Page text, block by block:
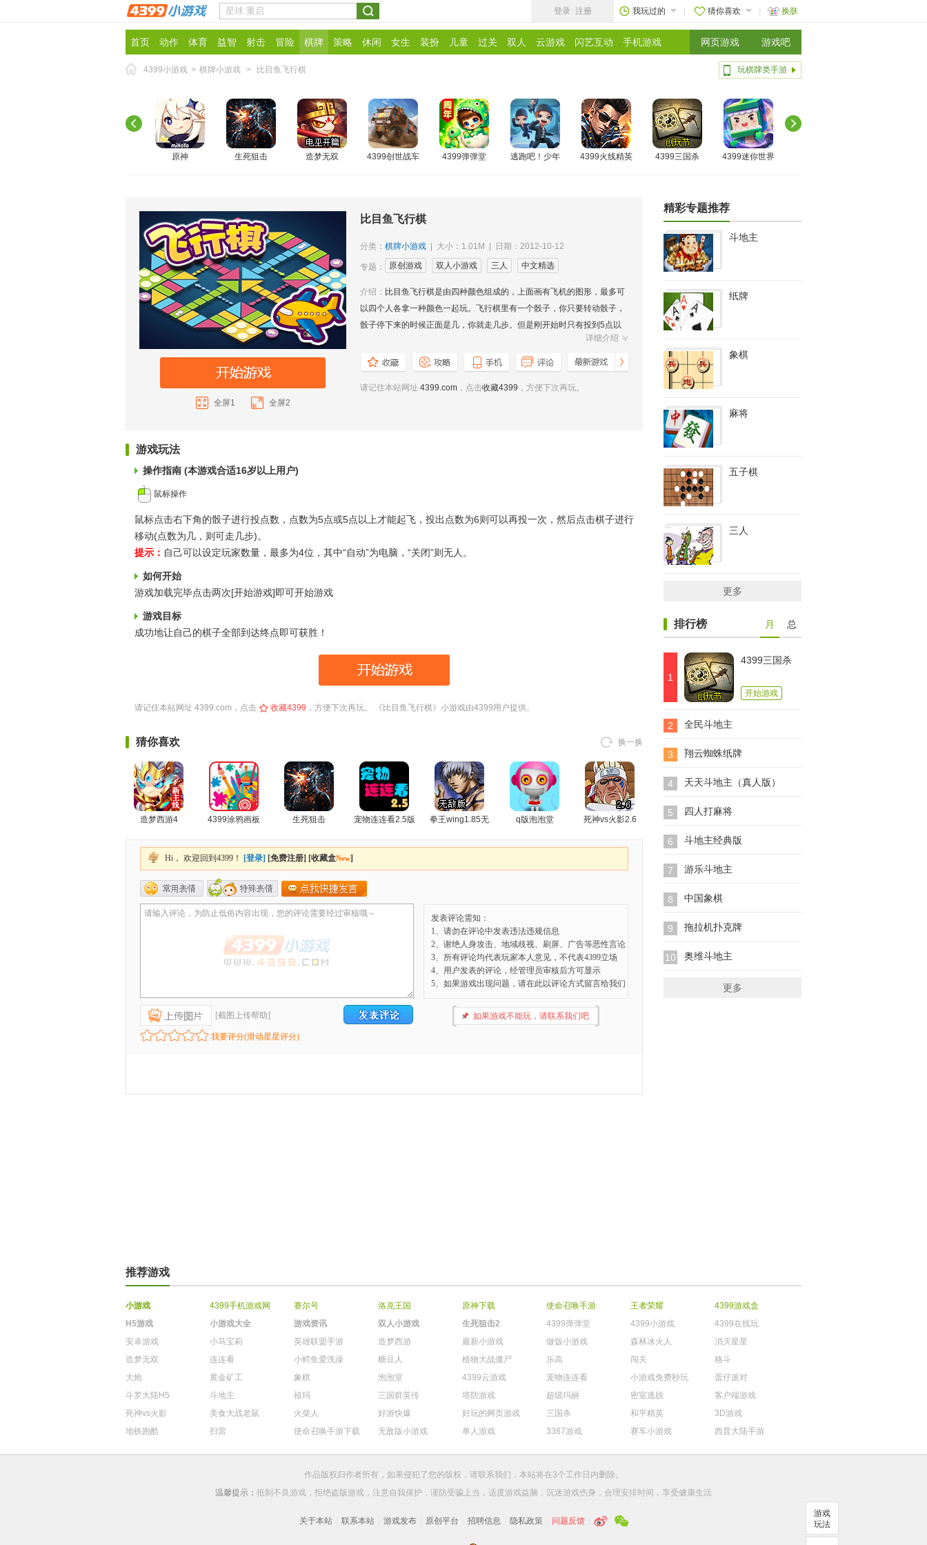
登录 注册 我玩过的 猜你喜欢 换肤
首页 动作 体育 益智 射击 冒险 棋牌 策略 休闲 女生 装扮 儿童 过关 双人 云游戏 闪艺互动 手机游戏 网页游戏 游戏吧
4399小游戏 > 棋牌小游戏 > 比目鱼飞行棋 玩棋牌类手游
原神 生死狙击 造梦无双 4399创世战车 4399弹弹堂 逃跑吧！少年 4399火线精英 4399三国杀 4399迷你世界
全屏1 全屏2
比目鱼飞行棋
分类： 棋牌小游戏 | 大小：1.01M | 日期：2012-10-12
专题： 原创游戏 双人小游戏 三人 中文精选
介绍： 比目鱼飞行棋是由四种颜色组成的，上面画有飞机的图形，最多可
以四个人各拿一种颜色一起玩。飞行棋里有一个骰子，你只要转动骰子，
骰子停下来的时候正面是几，你就走几步。但是刚开始时只有投到5点以
上的点数才可以起飞，你的飞机才能起飞，并且投到六你还有机会再投一
次。特别说明的是，到终点时走的步数要正好到达才算胜利，不然要返回
来走。
详细介绍
请记住本站网址 4399.com ，点击收藏4399 ，方便下次再玩。
游戏玩法
操作指南 (本游戏合适16岁以上用户)
鼠标操作
鼠标点击右下角的骰子进行投点数，点数为5点或5点以上才能起飞，投出点数为6则可以再投一次，然后点击棋子进行
移动(点数为几，则可走几步)。
提示： 自己可以设定玩家数量，最多为4位，其中“自动”为电脑，“关闭”则无人。
如何开始
游戏加载完毕点击两次[开始游戏]即可开始游戏
游戏目标
成功地让自己的棋子全部到达终点即可获胜！
请记住本站网址 4399.com ，点击 收藏4399 ，方便下次再玩。 《比目鱼飞行棋》小游戏由4399用户提供。
猜你喜欢 换一换
造梦西游4 4399涂鸦画板 生死狙击 宠物连连看2.5版
拳王wing1.85无
q版泡泡堂 死神vs火影2.6
精彩专题推荐
斗地主
纸牌
象棋
麻将
五子棋
三人
更多
排行榜 月 总
1
4399三国杀
开始游戏
2 全民斗地主
3 翔云蜘蛛纸牌
4 天天斗地主（真人版）
5 四人打麻将
6 斗地主经典版
7 游乐斗地主
8 中国象棋
9 拖拉机扑克牌
10 奥维斗地主
更多
推荐游戏
小游戏 4399手机游戏网 赛尔号 洛克王国 原神下载 使命召唤手游 王者荣耀
4399游戏盒
H5游戏
小游戏大全 游戏资讯 双人小游戏 生死狙击2 4399弹弹堂 4399小游戏
4399在线玩
安卓游戏
小马宝莉 英雄联盟手游 造梦西游 最新小游戏 做饭小游戏 森林冰火人
消灭星星
造梦无双
连连看 小鳄鱼爱洗澡 糖豆人 植物大战僵尸 乐高 闯关
格斗
大炮
黄金矿工 象棋 泡泡堂 4399云游戏 宠物连连看 小游戏免费秒玩
蛋仔派对
斗罗大陆H5
斗地主 祖玛 三国群英传 塔防游戏 超级玛丽 密室逃脱
客户端游戏
死神vs火影
美食大战老鼠 火柴人 好游快爆 好玩的网页游戏 三国杀 和平精英
3D游戏
地铁跑酷
扫雷 使命召唤手游下载 无敌版小游戏 单人游戏 3387游戏 赛车小游戏 西普大陆手游
游戏
玩法
作品版权归作者所有，如果侵犯了您的版权，请联系我们 ，本站将在3个工作日内删除。
温馨提示： 抵制不良游戏，拒绝盗版游戏，注意自我保护，谨防受骗上当，适度游戏益脑，沉迷游戏伤身，合理安排时间，享受健康生活
关于本站 联系本站 游戏发布 原创平台 招聘信息 隐私政策 问题反馈